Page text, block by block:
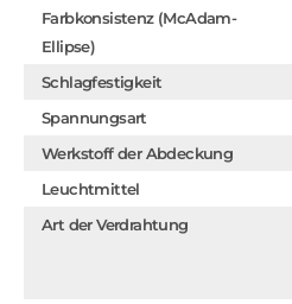
Farbkonsistenz (McAdam-
Ellipse)
Schlagfestigkeit
Spannungsart
Werkstoff der Abdeckung
Leuchtmittel
Art der Verdrahtung